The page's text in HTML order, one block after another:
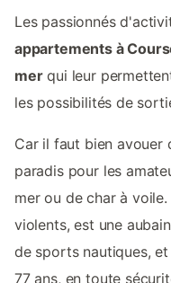
Les passionnés
appartements à
merqui leur
les possibilités de
Car il faut bien avouer
paradis pour les
mer ou de char à
violents, est une
de sports nautiques,
77 ans, en toute